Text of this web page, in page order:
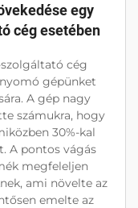
egy
cég esetében
cég
gépünket
A gép nagy
számukra, hogy
30%-kal
A pontos vágás
megfeleljen
ami növelte az
emelte az